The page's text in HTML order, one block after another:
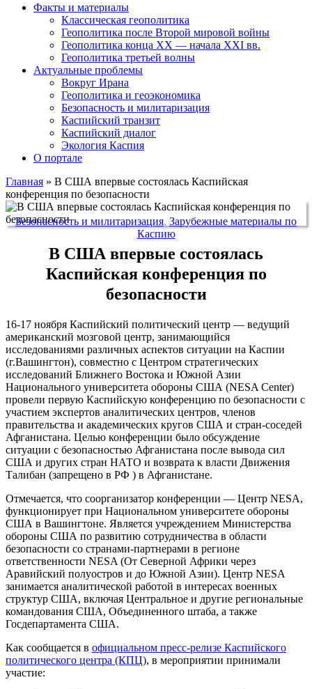
Факты и материалы
Классическая геополитика
Геополитика после Второй мировой войны
Геополитика конца XX — начала XXI вв.
Геополитика третьей волны
Актуальные проблемы
Вокруг Ирана
Геополитика и геоэкономика
Безопасность и милитаризация
Каспийский транзит
Каспийский диалог
Экология Каспия
О портале
Главная » В США впервые состоялась Каспийская
конференция по безопасности
Безопасность и милитаризация, Зарубежные материалы по
Каспию
В США впервые состоялась
Каспийская конференция по
безопасности
16-17 ноября Каспийский политический центр — ведущий
американский мозговой центр, занимающийся
исследованиями различных аспектов ситуации на Каспии
(г.Вашингтон), совместно с Центром стратегических
исследований Ближнего Востока и Южной Азии
Национального университета обороны США (NESA Center)
провели первую Каспийскую конференцию по безопасности с
участием экспертов аналитических центров, членов
правительства и академических кругов США и стран-соседей
Афганистана. Целью конференции было обсуждение
ситуации с безопасностью Афганистана после вывода сил
США и других стран НАТО и возврата к власти Движения
Талибан (запрещено в РФ ) в Афганистане.
Отмечается, что соорганизатор конференции — Центр NESA,
функционирует при Национальном университете обороны
США в Вашингтоне. Является учреждением Министерства
обороны США по развитию сотрудничества в области
безопасности со странами-партнерами в регионе
ответственности NESA (От Северной Африки через
Аравийский полуостров и до Южной Азии). Центр NESA
занимается аналитической работой в интересах военных
структур США, включая Центральное и другие региональные
командования США, Объединенного штаба, а также
Госдепартамента США.
Как сообщается в официальном пресс-релизе Каспийского
политического центра (КПЦ), в мероприятии принимали
участие: